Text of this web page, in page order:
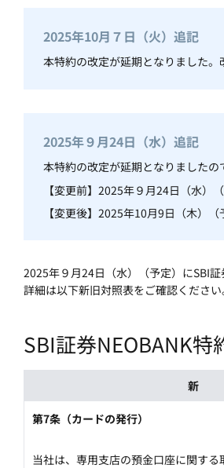
2025年10月７日（火）追記
本特約の改定が延期となりました。
2025年９月24日（水）追記
本特約の改定が延期となりましたの
【変更前】2025年９月24日（水）（
【変更後】2025年10月9日（木）（
2025年９月24日（水）（予定）にSBI証
詳細は以下新旧対照表をご確認ください
SBI証券NEOBANK特
新
第7条（カードの発行）
当社は、専用支店の預金口座に関する